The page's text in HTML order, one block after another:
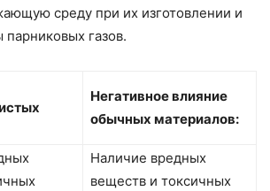
среду при их изготовлении и
газов.
Негативное влияние
обычных материалов:
Наличие вредных
веществ и токсичных